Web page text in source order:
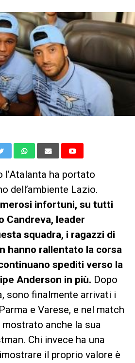
ha portato
dell’ambiente Lazio.
infortuni, su tutti
Candreva, leader
squadra, i ragazzi di
hanno rallentato la corsa
spediti verso la
Anderson in più. Dopo
sono finalmente arrivati i
e Varese, e nel match
mostrato anche la sua
Chi invece ha una
il proprio valore è